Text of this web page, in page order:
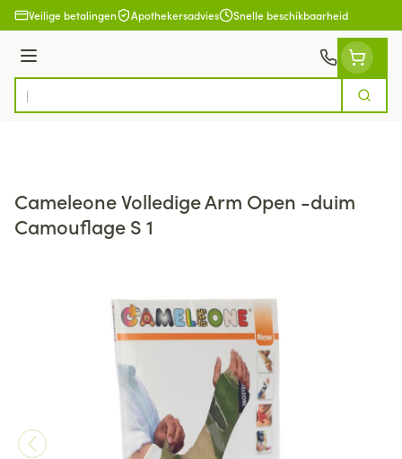
Ga naar de inhoud
Veilige betalingen Apothekersadvies Snelle beschikbaarheid
Menu
Product, merk, categorie...
Zoek
Cameleone Volledige Arm Open -duim
Camouflage S 1